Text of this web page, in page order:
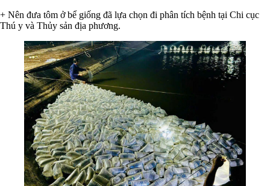
+ Nên đưa tôm ở bể giống đã lựa chọn đi phân tích bệnh tại Chi cục
Thú y và Thủy sản địa phương.